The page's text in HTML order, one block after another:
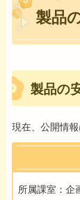
製品
製品の
現在、公開情報
所属課室：企